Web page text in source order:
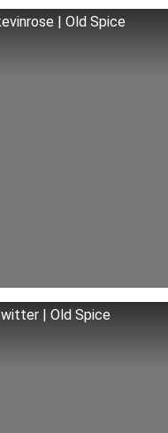
| Old Spice
| Old Spice